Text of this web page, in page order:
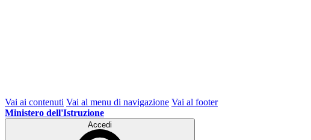
Vai ai contenuti Vai al menu di navigazione Vai al footer
Ministero dell'Istruzione
Accedi